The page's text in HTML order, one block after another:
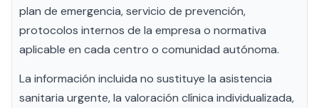
plan de emergencia, servicio de prevención,
protocolos internos de la empresa o normativa
aplicable en cada centro o comunidad autónoma.
La información incluida no sustituye la asistencia
sanitaria urgente, la valoración clínica individualizada,